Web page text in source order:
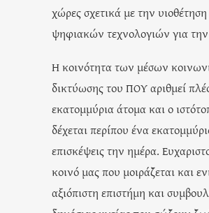
χώρες σχετικά με την υιοθέτηση
ψηφιακών τεχνολογιών για την
Η κοινότητα των μέσων
δικτύωσης του ΠΟΥ αριθμεί
εκατομμύρια άτομα και ο
δέχεται περίπου ένα
επισκέψεις την ημέρα.
κοινό μας που μοιράζεται και
αξιόπιστη επιστήμη και